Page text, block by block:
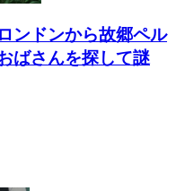
ンドンから故郷ペル
ばさんを探して謎